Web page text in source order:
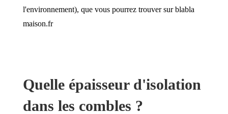
l'environnement), que vous pourrez trouver sur blabla
maison.fr
Quelle épaisseur d'isolation
dans les combles ?